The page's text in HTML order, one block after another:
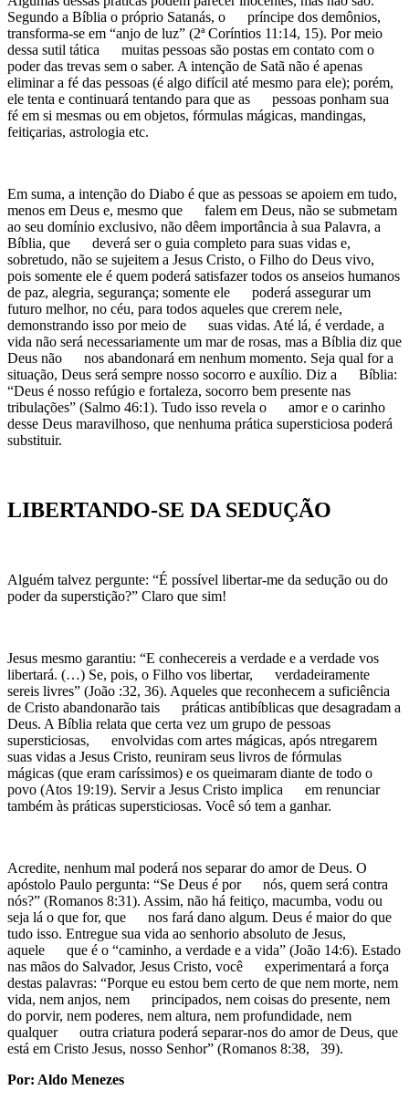
Segundo a Bíblia o próprio Satanás, o príncipe dos demônios,
transforma-se em “anjo de luz” (2ª Coríntios 11:14, 15). Por meio
dessa sutil tática muitas pessoas são postas em contato com o
poder das trevas sem o saber. A intenção de Satã não é apenas
eliminar a fé das pessoas (é algo difícil até mesmo para ele); porém,
ele tenta e continuará tentando para que as pessoas ponham sua
fé em si mesmas ou em objetos, fórmulas mágicas, mandingas,
feitiçarias, astrologia etc.
Em suma, a intenção do Diabo é que as pessoas se apoiem em tudo,
menos em Deus e, mesmo que falem em Deus, não se submetam
ao seu domínio exclusivo, não dêem importância à sua Palavra, a
Bíblia, que deverá ser o guia completo para suas vidas e,
sobretudo, não se sujeitem a Jesus Cristo, o Filho do Deus vivo,
pois somente ele é quem poderá satisfazer todos os anseios humanos
de paz, alegria, segurança; somente ele poderá assegurar um
futuro melhor, no céu, para todos aqueles que crerem nele,
demonstrando isso por meio de suas vidas. Até lá, é verdade, a
vida não será necessariamente um mar de rosas, mas a Bíblia diz que
Deus não nos abandonará em nenhum momento. Seja qual for a
situação, Deus será sempre nosso socorro e auxílio. Diz a Bíblia:
“Deus é nosso refúgio e fortaleza, socorro bem presente nas
tribulações” (Salmo 46:1). Tudo isso revela o amor e o carinho
desse Deus maravilhoso, que nenhuma prática supersticiosa poderá
substituir.
LIBERTANDO-SE DA SEDUÇÃO
Alguém talvez pergunte: “É possível libertar-me da sedução ou do
poder da superstição?” Claro que sim!
Jesus mesmo garantiu: “E conhecereis a verdade e a verdade vos
libertará. (…) Se, pois, o Filho vos libertar, verdadeiramente
sereis livres” (João :32, 36). Aqueles que reconhecem a suficiência
de Cristo abandonarão tais práticas antibíblicas que desagradam a
Deus. A Bíblia relata que certa vez um grupo de pessoas
supersticiosas, envolvidas com artes mágicas, após ntregarem
suas vidas a Jesus Cristo, reuniram seus livros de fórmulas
mágicas (que eram caríssimos) e os queimaram diante de todo o
povo (Atos 19:19). Servir a Jesus Cristo implica em renunciar
também às práticas supersticiosas. Você só tem a ganhar.
Acredite, nenhum mal poderá nos separar do amor de Deus. O
apóstolo Paulo pergunta: “Se Deus é por nós, quem será contra
nós?” (Romanos 8:31). Assim, não há feitiço, macumba, vodu ou
seja lá o que for, que nos fará dano algum. Deus é maior do que
tudo isso. Entregue sua vida ao senhorio absoluto de Jesus,
aquele que é o “caminho, a verdade e a vida” (João 14:6). Estado
nas mãos do Salvador, Jesus Cristo, você experimentará a força
destas palavras: “Porque eu estou bem certo de que nem morte, nem
vida, nem anjos, nem principados, nem coisas do presente, nem
do porvir, nem poderes, nem altura, nem profundidade, nem
qualquer outra criatura poderá separar-nos do amor de Deus, que
está em Cristo Jesus, nosso Senhor” (Romanos 8:38, 39).
Por: Aldo Menezes